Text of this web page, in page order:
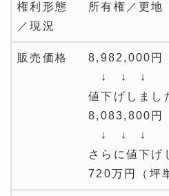
権利形態
／現況
所有権／更地
販売価格
8,982,000円
↓ ↓ ↓
値下げしまし
8,083,800円
↓ ↓ ↓
さらに値下げ
720万円（坪